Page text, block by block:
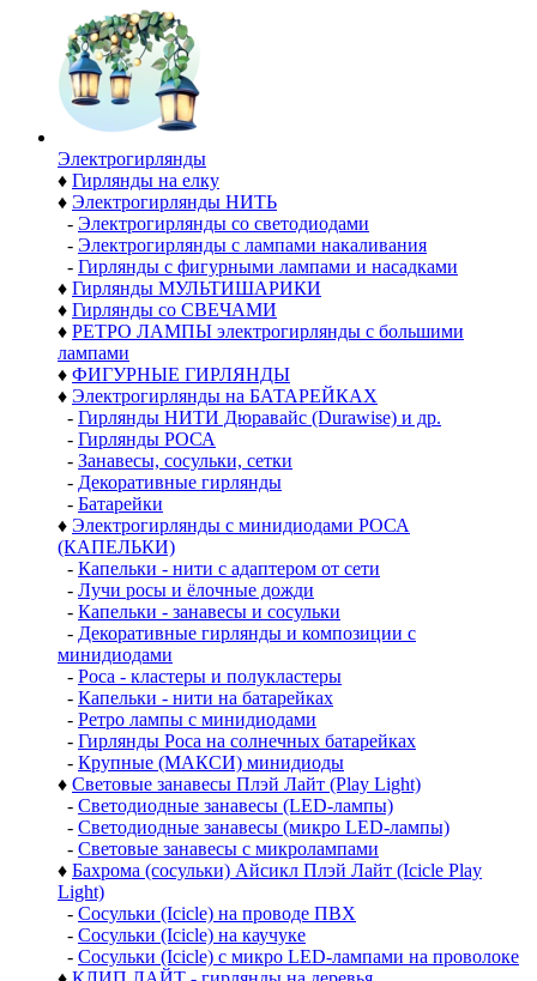
Электро­гирлянды
♦ Гирлянды на елку
♦ Электрогирлянды НИТЬ
- Электрогирлянды со светодиодами
- Электрогирлянды с лампами накаливания
- Гирлянды с фигурными лампами и насадками
♦ Гирлянды МУЛЬТИШАРИКИ
♦ Гирлянды со СВЕЧАМИ
♦ РЕТРО ЛАМПЫ электрогирлянды с большими
лампами
♦ ФИГУРНЫЕ ГИРЛЯНДЫ
♦ Электрогирлянды на БАТАРЕЙКАХ
- Гирлянды НИТИ Дюравайс (Durawise) и др.
- Гирлянды РОСА
- Занавесы, сосульки, сетки
- Декоративные гирлянды
- Батарейки
♦ Электрогирлянды с минидиодами РОСА
(КАПЕЛЬКИ)
- Капельки - нити с адаптером от сети
- Лучи росы и ёлочные дожди
- Капельки - занавесы и сосульки
- Декоративные гирлянды и композиции с
минидиодами
- Роса - кластеры и полукластеры
- Капельки - нити на батарейках
- Ретро лампы с минидиодами
- Гирлянды Роса на солнечных батарейках
- Крупные (МАКСИ) минидиоды
♦ Световые занавесы Плэй Лайт (Play Light)
- Светодиодные занавесы (LED-лампы)
- Светодиодные занавесы (микро LED-лампы)
- Световые занавесы с микролампами
♦ Бахрома (сосульки) Айсикл Плэй Лайт (Icicle Play
Light)
- Сосульки (Icicle) на проводе ПВХ
- Сосульки (Icicle) на каучуке
- Сосульки (Icicle) с микро LED-лампами на проволоке